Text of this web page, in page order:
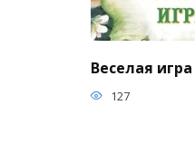
Веселая
127